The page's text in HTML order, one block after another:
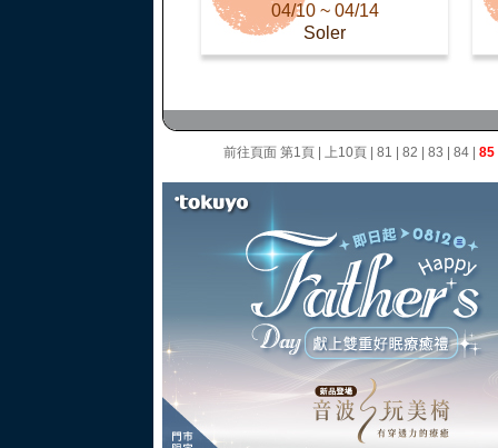
04/10 ~ 04/14
Soler
前往頁面 第1頁 上10頁 81 82 83 84 85